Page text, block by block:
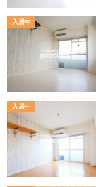
入居中
入居中